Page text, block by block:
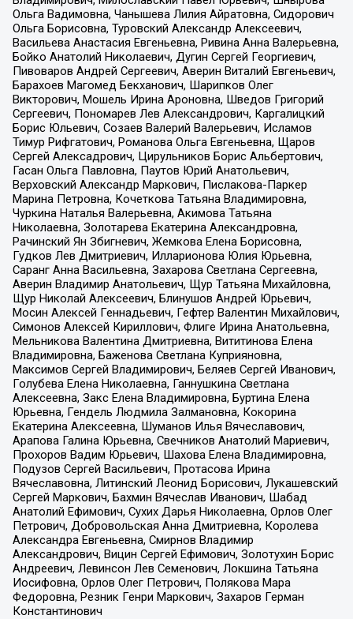
Ольга Вадимовна, Чанышева Лилия Айратовна, Сидорович
Ольга Борисовна, Туровский Александр Алексеевич,
Васильева Анастасия Евгеньевна, Ривина Анна Валерьевна,
Бойко Анатолий Николаевич, Дугин Сергей Георгиевич,
Пивоваров Андрей Сергеевич, Аверин Виталий Евгеньевич,
Барахоев Магомед Бекханович, Шарипков Олег
Викторович, Мошель Ирина Ароновна, Шведов Григорий
Сергеевич, Пономарев Лев Александрович, Каргалицкий
Борис Юльевич, Созаев Валерий Валерьевич, Исламов
Тимур Рифгатович, Романова Ольга Евгеньевна, Щаров
Сергей Алексадрович, Цирульников Борис Альбертович,
Гасан Ольга Павловна, Паутов Юрий Анатольевич,
Верховский Александр Маркович, Пислакова-Паркер
Марина Петровна, Кочеткова Татьяна Владимировна,
Чуркина Наталья Валерьевна, Акимова Татьяна
Николаевна, Золотарева Екатерина Александровна,
Рачинский Ян Збигневич, Жемкова Елена Борисовна,
Гудков Лев Дмитриевич, Илларионова Юлия Юрьевна,
Саранг Анна Васильевна, Захарова Светлана Сергеевна,
Аверин Владимир Анатольевич, Щур Татьяна Михайловна,
Щур Николай Алексеевич, Блинушов Андрей Юрьевич,
Мосин Алексей Геннадьевич, Гефтер Валентин Михайлович,
Симонов Алексей Кириллович, Флиге Ирина Анатольевна,
Мельникова Валентина Дмитриевна, Вититинова Елена
Владимировна, Баженова Светлана Куприяновна,
Максимов Сергей Владимирович, Беляев Сергей Иванович,
Голубева Елена Николаевна, Ганнушкина Светлана
Алексеевна, Закс Елена Владимировна, Буртина Елена
Юрьевна, Гендель Людмила Залмановна, Кокорина
Екатерина Алексеевна, Шуманов Илья Вячеславович,
Арапова Галина Юрьевна, Свечников Анатолий Мариевич,
Прохоров Вадим Юрьевич, Шахова Елена Владимировна,
Подузов Сергей Васильевич, Протасова Ирина
Вячеславовна, Литинский Леонид Борисович, Лукашевский
Сергей Маркович, Бахмин Вячеслав Иванович, Шабад
Анатолий Ефимович, Сухих Дарья Николаевна, Орлов Олег
Петрович, Добровольская Анна Дмитриевна, Королева
Александра Евгеньевна, Смирнов Владимир
Александрович, Вицин Сергей Ефимович, Золотухин Борис
Андреевич, Левинсон Лев Семенович, Локшина Татьяна
Иосифовна, Орлов Олег Петрович, Полякова Мара
Федоровна, Резник Генри Маркович, Захаров Герман
Константинович